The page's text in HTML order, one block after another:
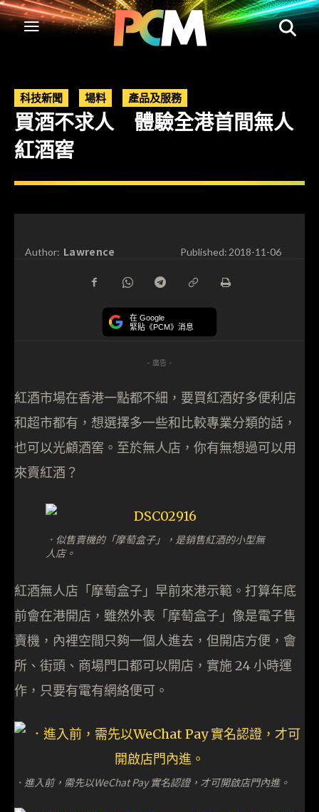
科技新聞 場料 產品及服務
買酒不求人 體驗全港首間無人
紅酒窖
Author: Lawrence Published:2018-11-06
在 Google
緊貼《PCM》消息
- 廣告 -
紅酒市場在香港一點都不細，要買紅酒好多便利店
和超市都有，想選擇多一些和比較專業分類的話，
也可以光顧酒窖。至於無人店，你有無想過可以用
來賣紅酒？
．似售賣機的「摩萄盒子」，是銷售紅酒的小型無
人店。
紅酒無人店「摩萄盒子」早前來港示範。打算年底
前會在港開店，雖然外表「摩萄盒子」像是電子售
賣機，內裡空間只夠一個人進去，但開店方便，會
所、街頭、商場門口都可以開店，實施 24 小時運
作，只要有電有網絡便可。
．進入前，需先以WeChat Pay 實名認證，才可開啟店門內進。